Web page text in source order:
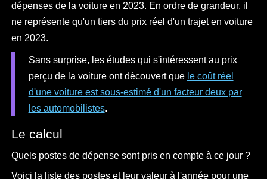
dépenses de la voiture en 2023. En ordre de grandeur, il
ne représente qu'un tiers du prix réel d'un trajet en voiture
en 2023.
Sans surprise, les études qui s'intéressent au prix
perçu de la voiture ont découvert que le coût réel
d'une voiture est sous-estimé d'un facteur deux par
les automobilistes.
Le calcul
Quels postes de dépense sont pris en compte à ce jour ?
Voici la liste des postes et leur valeur à l'année pour une